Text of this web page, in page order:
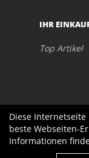
IHR
Top Artikel
Diese Internetseite
beste Webseiten-
Informationen